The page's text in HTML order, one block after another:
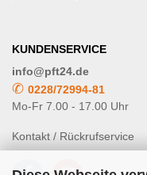
KUNDENSERVICE
info@pft24.de
✆ 0228/72994-81
Mo-Fr 7.00 - 17.00 Uhr
Kontakt / Rückrufservice